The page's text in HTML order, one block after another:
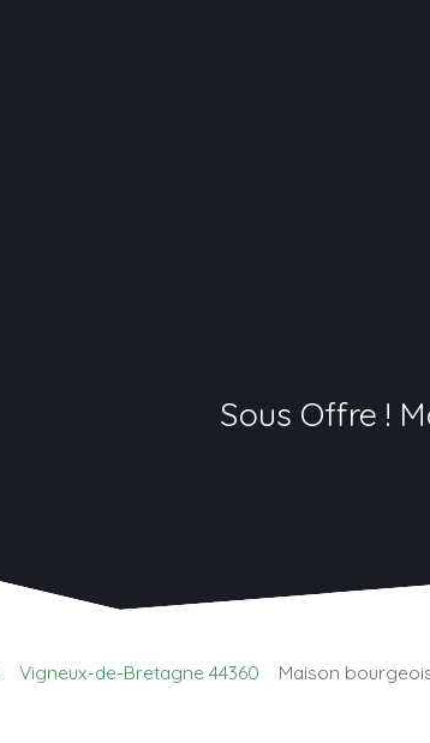
Sous Offre !
Vigneux-de-Bretagne 44360 Maison